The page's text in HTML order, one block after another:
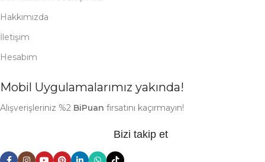
Hakkımızda
İletişim
Hesabım
Mobil Uygulamalarımız yakında!
Alışverişleriniz %2 BiPuan fırsatını kaçırmayın!
Bizi takip et